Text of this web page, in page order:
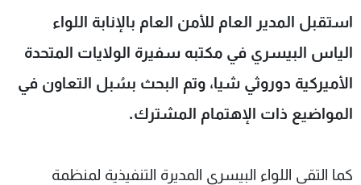
استقبل المدير العام للأمن العام بالإنابة اللواء
الياس البيسري في مكتبه سفيرة الولايات المتحدة
الأميركية دوروثي شيا، وتم البحث بسُبل التعاون في
المواضيع ذات الإهتمام المشترك.
كما التقى اللواء البيسري المديرة التنفيذية لمنظمة
شاهد البرامج
عن MTV
الإنـتـاج
لاعلاناتكم
وظائف
تواصل معنا
شروط الإسـتخدام